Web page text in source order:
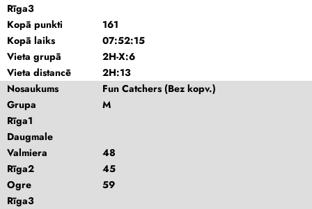
Rīga3
Kopā punkti
161
Kopā laiks
07:52:15
Vieta grupā
2H-X:6
Vieta distancē
2H:13
Nosaukums
Fun Catchers (Bez kopv.)
Grupa
M
Rīga1
Daugmale
Valmiera
48
Rīga2
45
Ogre
59
Rīga3